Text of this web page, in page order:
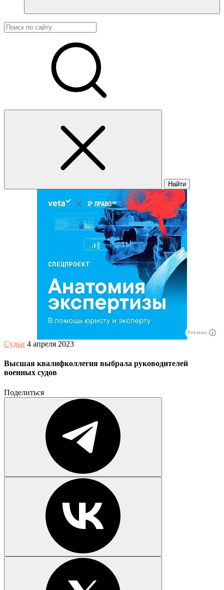
Найти
Реклама
Судьи 4 апреля 2023
Высшая квалифколлегия выбрала руководителей
военных судов
Поделиться